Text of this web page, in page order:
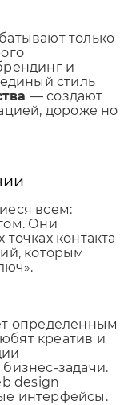
только
и
стиль
— создают
дороже но
всем:
Они
контакта
которым
определенным
креатив и
задачи.
design
интерфейсы.